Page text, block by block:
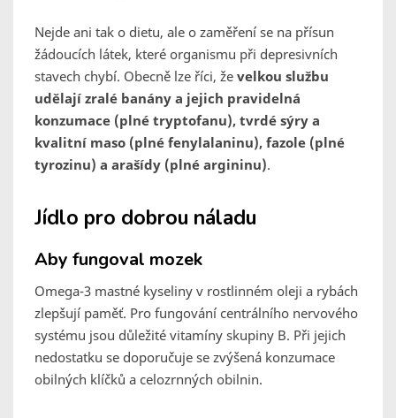
Nejde ani tak o dietu, ale o zaměření se na přísun
žádoucích látek, které organismu při depresivních
stavech chybí. Obecně lze říci, že velkou službu
udělají zralé banány a jejich pravidelná
konzumace (plné tryptofanu), tvrdé sýry a
kvalitní maso (plné fenylalaninu), fazole (plné
tyrozinu) a arašídy (plné argininu).
Jídlo pro dobrou náladu
Aby fungoval mozek
Omega-3 mastné kyseliny v rostlinném oleji a rybách
zlepšují paměť. Pro fungování centrálního nervového
systému jsou důležité vitamíny skupiny B. Při jejich
nedostatku se doporučuje se zvýšená konzumace
obilných klíčků a celozrnných obilnin.